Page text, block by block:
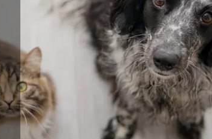
Versand
Akzeptierte